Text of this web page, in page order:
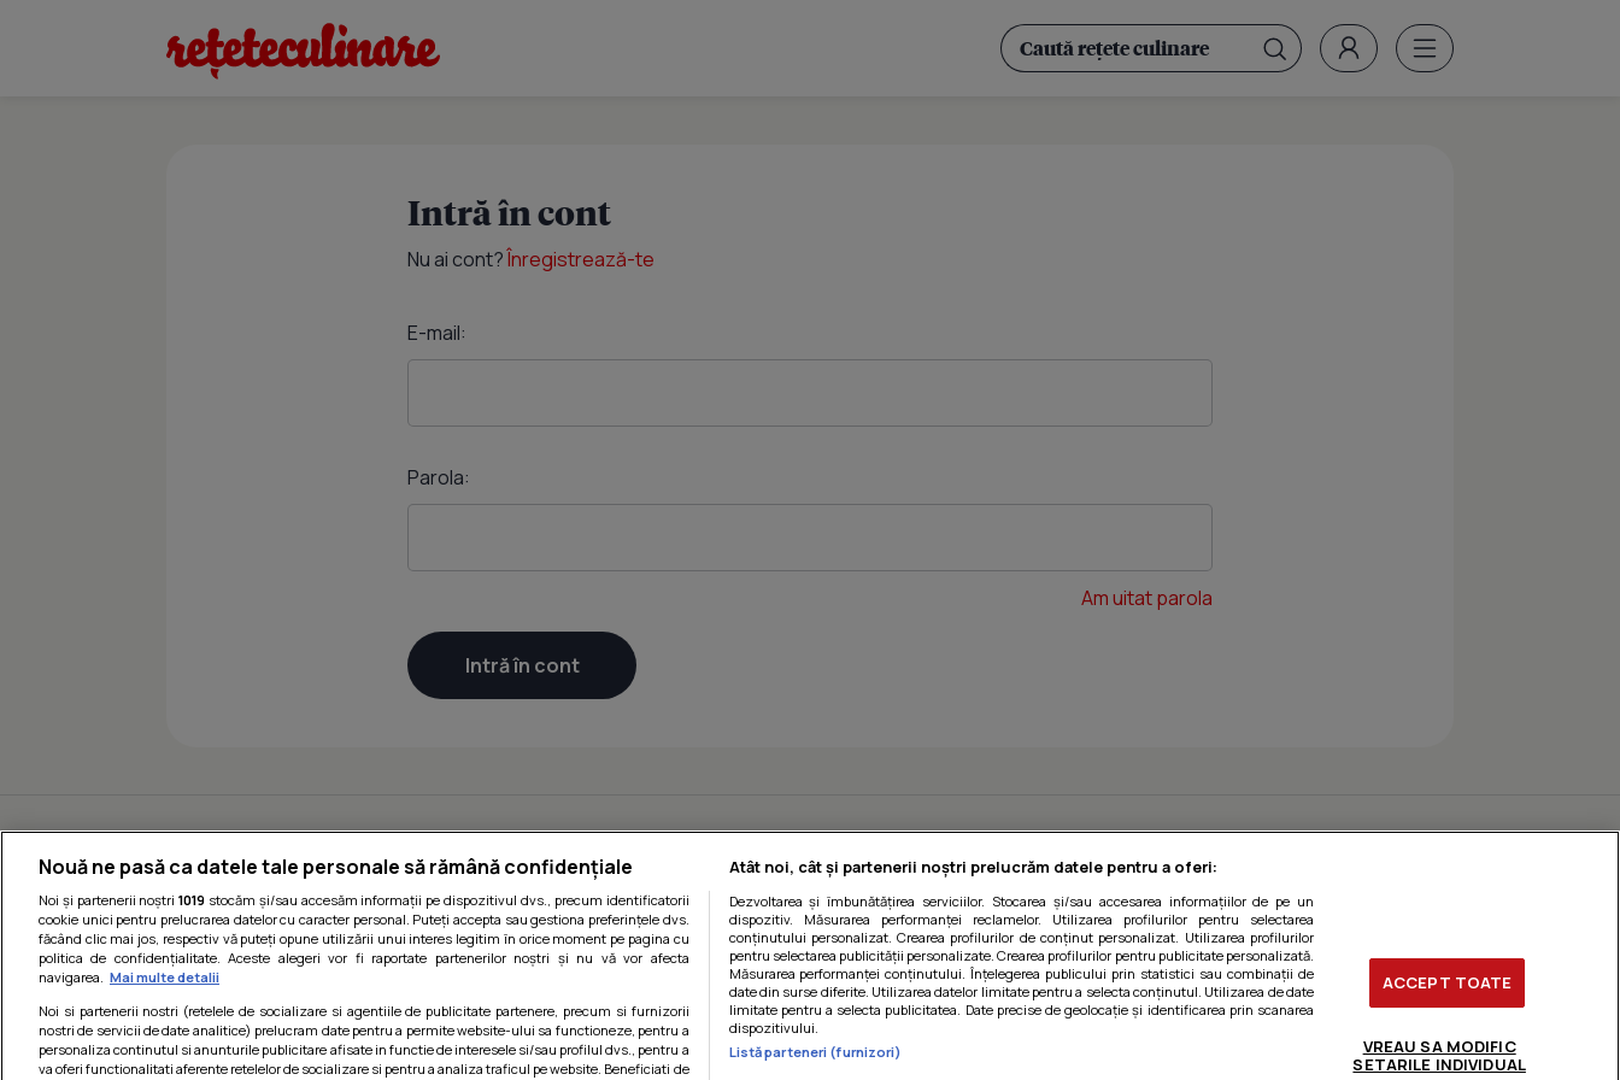
Intră în cont
Nu ai cont?Înregistrează-te
E-mail:
Parola:
Am uitat parola
Nouă ne pasă ca datele tale personale să rămână confidențiale
Noi și partenerii noștri1019 stocăm și/sau accesăm informații pe dispozitivul dvs., precum identificatorii
cookie unici pentru prelucrarea datelor cu caracter personal. Puteți accepta sau gestiona preferințele dvs.
făcând clic mai jos, respectiv vă puteți opune utilizării unui interes legitim în orice moment pe pagina cu
politica de confidențialitate. Aceste alegeri vor fi raportate partenerilor noștri și nu vă vor afecta
navigarea. Mai multe detalii
Noi si partenerii nostri (retelele de socializare si agentiile de publicitate partenere, precum si furnizorii
nostri de servicii de date analitice) prelucram date pentru a permite website-ului sa functioneze, pentru a
personaliza continutul si anunturile publicitare afisate in functie de interesele si/sau profilul dvs., pentru a
va oferi functionalitati aferente retelelor de socializare si pentru a analiza traficul pe website. Beneficiati de
Atât noi, cât și partenerii noștri prelucrăm datele pentru a oferi:
Dezvoltarea și îmbunătățirea serviciilor. Stocarea și/sau accesarea informațiilor de pe un
dispozitiv. Măsurarea performanței reclamelor. Utilizarea profilurilor pentru selectarea
conținutului personalizat. Crearea profilurilor de conținut personalizat. Utilizarea profilurilor
pentru selectarea publicității personalizate. Crearea profilurilor pentru publicitate personalizată.
Măsurarea performanței conținutului. Înțelegerea publicului prin statistici sau combinații de
date din surse diferite. Utilizarea datelor limitate pentru a selecta conținutul. Utilizarea de date
limitate pentru a selecta publicitatea. Date precise de geolocație și identificarea prin scanarea
dispozitivului.
Listă parteneri (furnizori)
ACCEPT TOATE
VREAU SA MODIFIC
SETARILE INDIVIDUAL